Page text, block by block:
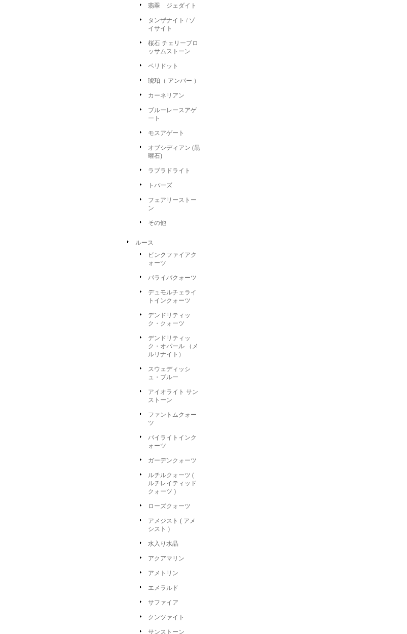
翡翠 ジェダイト
タンザナイト / ゾ
イサイト
桜石 チェリーブロ
ッサムストーン
ペリドット
琥珀（ アンバー ）
カーネリアン
ブルーレースアゲ
ート
モスアゲート
オブシディアン (黒
曜石)
ラブラドライト
トパーズ
フェアリーストー
ン
その他
ルース
ピンクファイアク
ォーツ
パライバクォーツ
デュモルチェライ
トインクォーツ
デンドリティッ
ク・クォーツ
デンドリティッ
ク・オパール （メ
ルリナイト）
スウェディッシ
ュ・ブルー
アイオライト サン
ストーン
ファントムクォー
ツ
パイライトインク
ォーツ
ガーデンクォーツ
ルチルクォーツ (
ルチレイティッド
クォーツ )
ローズクォーツ
アメジスト ( アメ
シスト )
水入り水晶
アクアマリン
アメトリン
エメラルド
サファイア
クンツァイト
サンストーン